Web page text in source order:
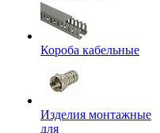
Короба кабельные
Изделия монтажные
для